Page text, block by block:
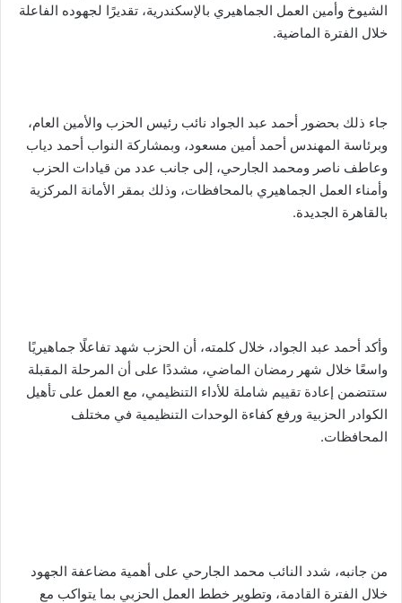
الشيوخ وأمين العمل الجماهيري بالإسكندرية، تقديرًا لجهوده الفاعلة
خلال الفترة الماضية.
جاء ذلك بحضور أحمد عبد الجواد نائب رئيس الحزب والأمين العام،
وبرئاسة المهندس أحمد أمين مسعود، وبمشاركة النواب أحمد دياب
وعاطف ناصر ومحمد الجارحي، إلى جانب عدد من قيادات الحزب
وأمناء العمل الجماهيري بالمحافظات، وذلك بمقر الأمانة المركزية
بالقاهرة الجديدة.
وأكد أحمد عبد الجواد، خلال كلمته، أن الحزب شهد تفاعلًا جماهيريًا
واسعًا خلال شهر رمضان الماضي، مشددًا على أن المرحلة المقبلة
ستتضمن إعادة تقييم شاملة للأداء التنظيمي، مع العمل على تأهيل
الكوادر الحزبية ورفع كفاءة الوحدات التنظيمية في مختلف
المحافظات.
من جانبه، شدد النائب محمد الجارحي على أهمية مضاعفة الجهود
خلال الفترة القادمة، وتطوير خطط العمل الحزبي بما يتواكب مع